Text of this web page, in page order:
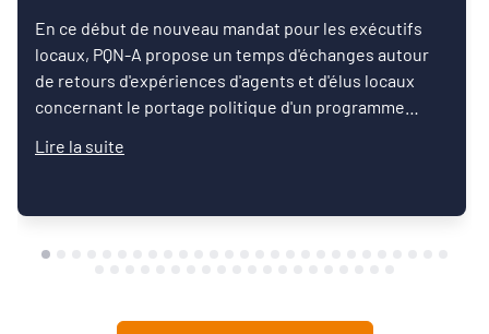
En ce début de nouveau mandat pour les exécutifs
locaux, PQN-A propose un temps d'échanges autour
de retours d'expériences d'agents et d'élus locaux
concernant le portage politique d'un programme
Lire la suite